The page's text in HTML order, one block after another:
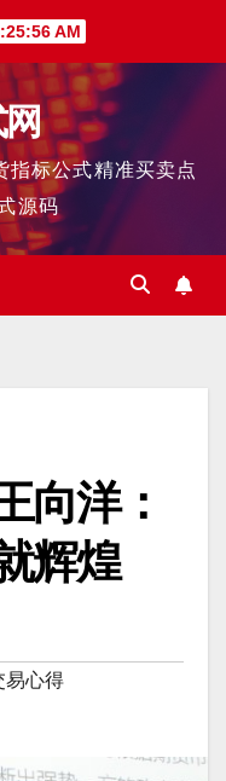
AM
指标公式精准买卖点
源码
向洋：
辉煌
易心得